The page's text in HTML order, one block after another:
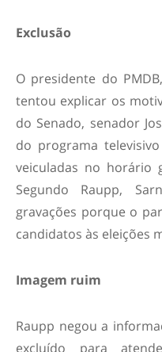
Exclusão
O presidente do
tentou explicar os
do Senado, senador
do programa
veiculadas no horário
Segundo Raupp,
gravações porque o
candidatos às eleições
Imagem ruim
Raupp negou a
excluído para